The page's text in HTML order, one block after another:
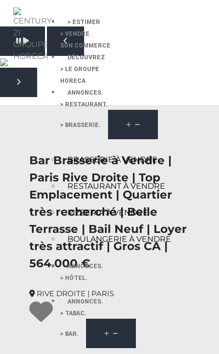
> ESTIMER
> VENDRE
SON COMMERCE
DÉCOUVREZ
> LE GROUPE
HORECA
ANNONCES.
> RESTAURANT.
> BRASSERIE.
BRASSERIE À VENDRE
RESTAURANT À VENDRE
PIZZERIA À VENDRE
BOULANGERIE À VENDRE
ANNONCES.
> HÔTEL.
ANNONCES.
> TABAC.
> BAR.
Pause slide rotation
Resume slide rotation
Previous slide
Next slide
Bar Brasserie à Vendre |
Paris Rive Droite | Top
Emplacement | Quartier
très recherché | Belle
Terrasse | Bail Neuf | Loyer
très attractif | Gros CA |
564.000 €
RIVE DROITE | PARIS